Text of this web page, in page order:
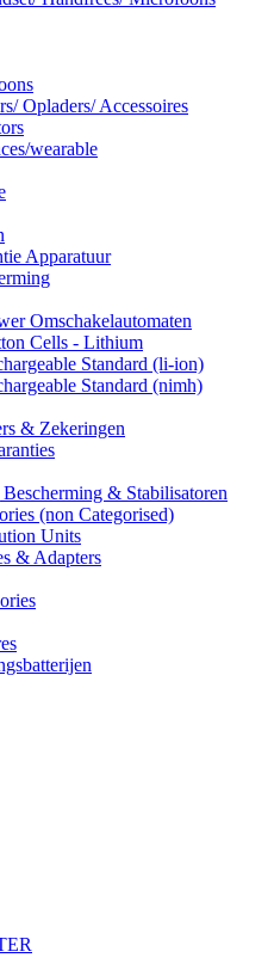
Opladers/ Accessoires
wearable
Apparatuur
Omschakelautomaten
Cells - Lithium
Standard (li-ion)
Standard (nimh)
& Zekeringen
& Stabilisatoren
(non Categorised)
Units
& Adapters